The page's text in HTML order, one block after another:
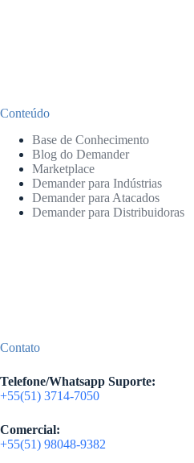
Conteúdo
Base de Conhecimento
Blog do Demander
Marketplace
Demander para Indústrias
Demander para Atacados
Demander para Distribuidoras
Contato
Telefone/Whatsapp Suporte:
+55(51) 3714-7050
Comercial:
+55(51) 98048-9382